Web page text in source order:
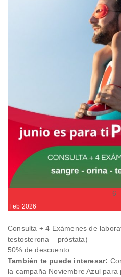
6
Feb 2026
Consulta + 4 Exámenes de
testosterona – próstata)
50% de descuento
También te puede interesar:
la campaña Noviembre Azul